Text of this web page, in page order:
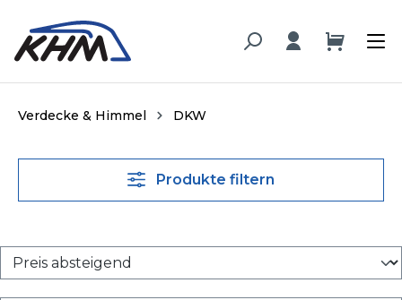
springen
Verdecke & Himmel DKW
Produkte filtern